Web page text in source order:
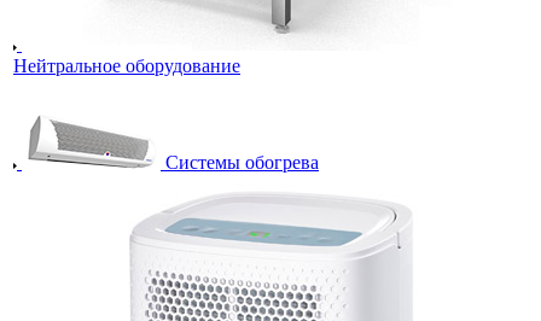
Нейтральное оборудование
Системы обогрева